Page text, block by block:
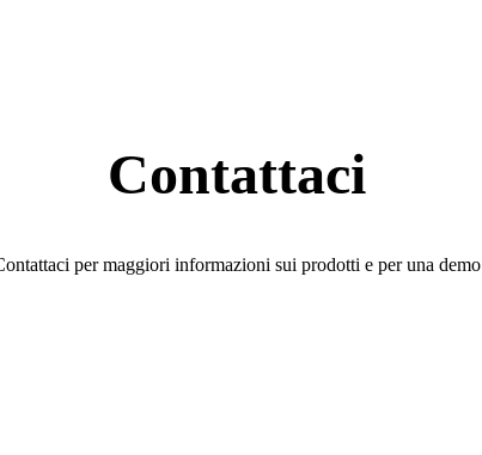
Contattaci
per maggiori informazioni sui prodotti e per una demo